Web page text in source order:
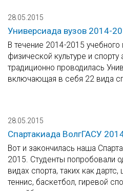
28.05.2015
Универсиада вузов 2014-
В течение 2014-2015
физической культуре и
традиционно проводилась
включающая в себя 22 вида
28.05.2015
Спартакиада ВолгГАСУ
Вот и закончилась наша
2015. Студенты попробовали
видах спорта, таких как
теннис, баскетбол, гиревой